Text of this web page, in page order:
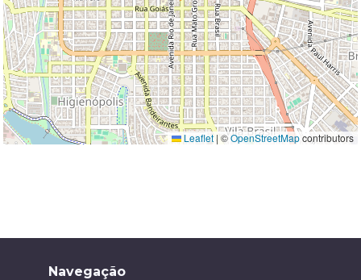
Leaflet |©OpenStreetMapcontributors
Navegação